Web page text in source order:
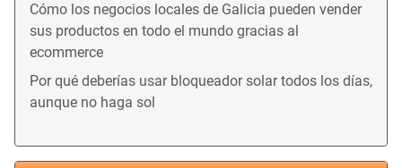
Cómo los negocios locales de Galicia pueden vender
sus productos en todo el mundo gracias al
ecommerce
Por qué deberías usar bloqueador solar todos los días,
aunque no haga sol